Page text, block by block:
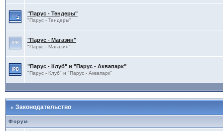
"Парус - Тендеры"
"Парус - Тендеры"
"Парус - Магазин"
"Парус - Магазин"
"Парус - Клуб" и "Парус - Аквапарк"
"Парус - Клуб" и "Парус - Аквапарк"
Законодательство
Форум